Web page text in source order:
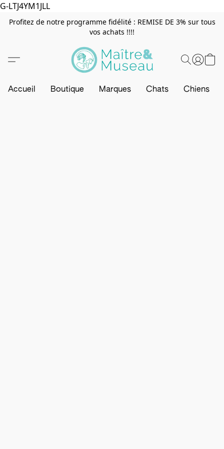
G-LTJ4YM1JLL
Profitez de notre programme fidélité : REMISE DE 3% sur tous
vos achats !!!!
Accueil Boutique Marques Chats Chiens